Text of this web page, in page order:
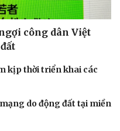
công dân Việt
kịp thời triển khai các
do động đất tại miền